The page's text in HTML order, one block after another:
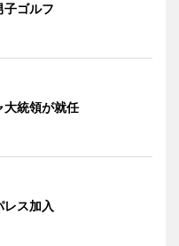
ゴルフ
大統領が就任
ス加入